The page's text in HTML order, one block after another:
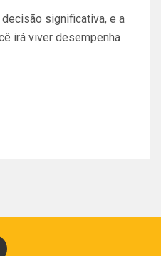
decisão significativa, e a
irá viver desempenha